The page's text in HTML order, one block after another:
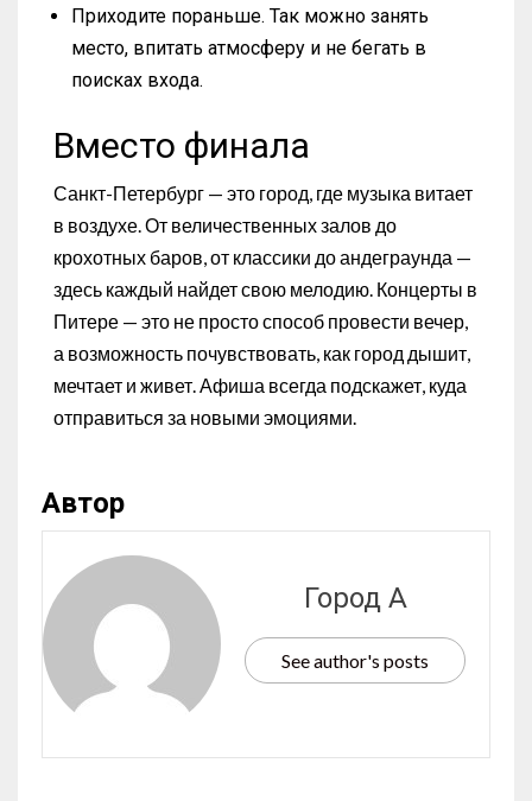
Приходите пораньше. Так можно занять
место, впитать атмосферу и не бегать в
поисках входа.
Вместо финала
Санкт-Петербург — это город, где музыка витает
в воздухе. От величественных залов до
крохотных баров, от классики до андеграунда —
здесь каждый найдет свою мелодию. Концерты в
Питере — это не просто способ провести вечер,
а возможность почувствовать, как город дышит,
мечтает и живет. Афиша всегда подскажет, куда
отправиться за новыми эмоциями.
Автор
Город А
See author's posts